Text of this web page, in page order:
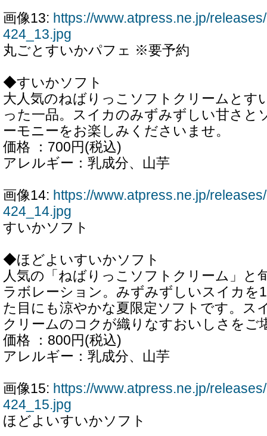
画像13: https://www.atpress.ne.jp/
424_13.jpg
丸ごとすいかパフェ ※要予約
◆すいかソフト
大人気のねばりっこソフトクリームとす
った一品。スイカのみずみずしい甘さと
ーモニーをお楽しみくださいませ。
価格 ：700円(税込)
アレルギー：乳成分、山芋
画像14: https://www.atpress.ne.jp/
424_14.jpg
すいかソフト
◆ほどよいすいかソフト
人気の「ねばりっこソフトクリーム」と
ラボレーション。みずみずしいスイカを
た目にも涼やかな夏限定ソフトです。ス
クリームのコクが織りなすおいしさをご
価格 ：800円(税込)
アレルギー：乳成分、山芋
画像15: https://www.atpress.ne.jp/
424_15.jpg
ほどよいすいかソフト